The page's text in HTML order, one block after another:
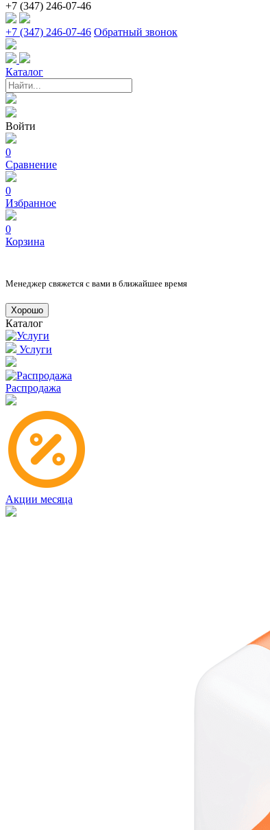
+7 (347) 246-07-46
+7 (347) 246-07-46 Обратный звонок
Каталог
Войти
0
Сравнение
0
Избранное
0
Корзина
Менеджер свяжется с вами в ближайшее время
Хорошо
Каталог
Услуги
Распродажа
Акции месяца